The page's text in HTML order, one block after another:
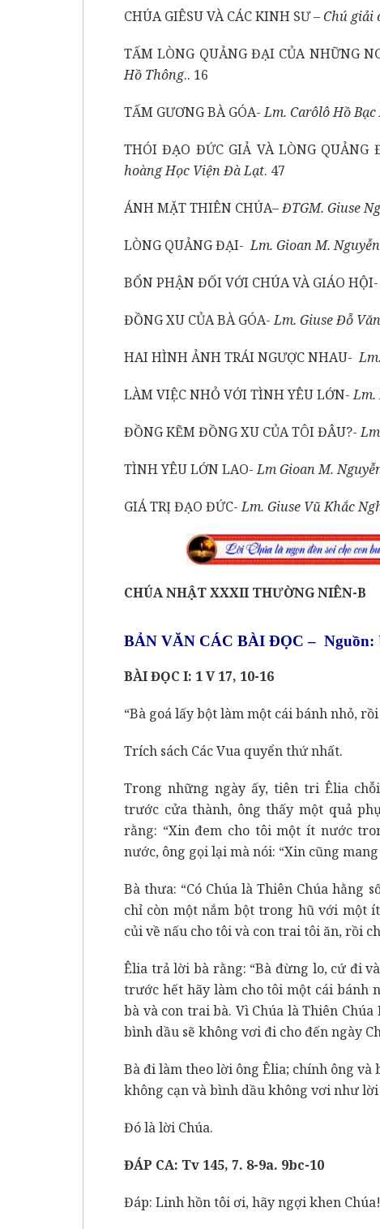
CHÚA GIÊSU VÀ CÁC KINH SƯ –Chú giải
TẤM LÒNG QUẢNG ĐẠI CỦA NHỮNG
Hồ Thông.. 16
TẤM GƯƠNG BÀ GÓA-Lm. Carôlô Hồ Bạc
THÓI ĐẠO ĐỨC GIẢ VÀ LÒNG
hoàng Học Viện Đà Lạt. 47
ÁNH MẶT THIÊN CHÚA–ĐTGM. Giuse
LÒNG QUẢNG ĐẠI- Lm. Gioan M.
BỔN PHẬN ĐỐI VỚI CHÚA VÀ GIÁO
ĐỒNG XU CỦA BÀ GÓA-Lm. Giuse Đỗ
HAI HÌNH ẢNH TRÁI NGƯỢC NHAU-
LÀM VIỆC NHỎ VỚI TÌNH YÊU LỚN-Lm.
ĐỒNG KẼM ĐỒNG XU CỦA TÔI ĐÂU?-
TÌNH YÊU LỚN LAO-Lm Gioan M.
GIÁ TRỊ ĐẠO ĐỨC-Lm. Giuse Vũ Khắc
CHÚA NHẬTXXXII THƯỜNG NIÊN-B
BẢN VĂN CÁC BÀI ĐỌC – Nguồn:
BÀI ĐỌC I: 1 V 17, 10-16
“Bà goá lấy bột làm một cái bánh nhỏ,
Trích sách Các Vua quyển thứ nhất.
Trong những ngày ấy, tiên tri Êlia
trước cửa thành, ông thấy một quả
rằng: “Xin đem cho tôi một ít nước
nước, ông gọi lại mà nói: “Xin cũng
Bà thưa: “Có Chúa là Thiên Chúa hằng
chỉ còn một nắm bột trong hũ với một
củi về nấu cho tôi và con trai tôi ăn, rồi
Êlia trả lời bà rằng: “Bà đừng lo, cứ đi
trước hết hãy làm cho tôi một cái bánh
bà và con trai bà. Vì Chúa là Thiên
bình dầu sẽ không vơi đi cho đến ngày
Bà đi làm theo lời ông Êlia; chính ông và
không cạn và bình dầu không vơi như
Đó là lời Chúa.
ĐÁP CA: Tv 145, 7. 8-9a. 9bc-10
Đáp: Linh hồn tôi ơi, hãy ngợi khen